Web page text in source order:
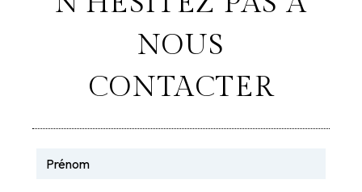
NOUS
CONTACTER